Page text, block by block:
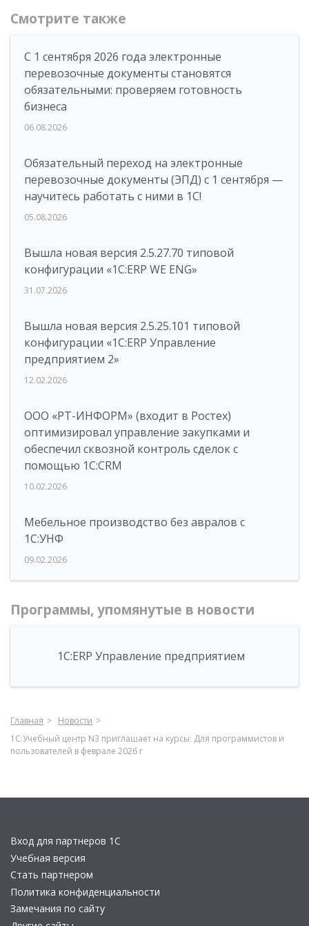
Смотрите также
С 1 сентября 2026 года электронные
перевозочные документы становятся
обязательными: проверяем готовность
бизнеса
06.08.2026
Обязательный переход на электронные
перевозочные документы (ЭПД) с 1 сентября —
научитесь работать с ними в 1С!
05.08.2026
Вышла новая версия 2.5.27.70 типовой
конфигурации «1С:ERP WE ENG»
31.07.2026
Вышла новая версия 2.5.25.101 типовой
конфигурации «1С:ERP Управление
предприятием 2»
12.02.2026
ООО «РТ-ИНФОРМ» (входит в Ростех)
оптимизировал управление закупками и
обеспечил сквозной контроль сделок с
помощью 1С:CRM
10.02.2026
Мебельное производство без авралов с
1С:УНФ
09.02.2026
Программы, упомянутые в новости
1С:ERP Управление предприятием
Главная
Новости
1С:Учебный центр N3 приглашает на курсы: Для программистов и
пользователей в феврале 2026 г
Вход для партнеров 1С
Учебная версия
Стать партнером
Политика конфиденциальности
Замечания по сайту